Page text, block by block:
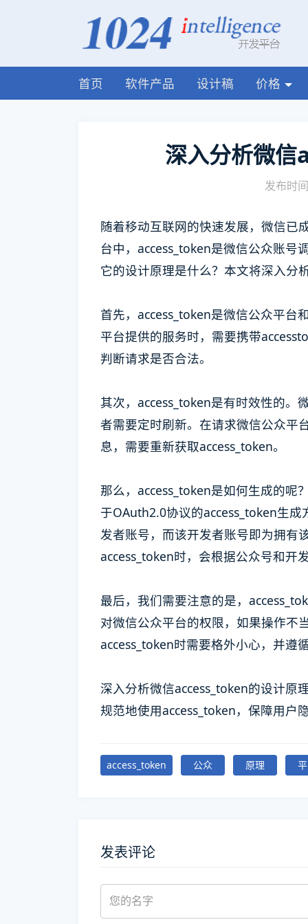
首页 软件产品 设计稿 价格
深入分析微
发布时
随着移动互联网的快速发展，微信已
台中，access_token是微信公众账号
它的设计原理是什么？本文将深入分
首先，access_token是微信公众平台
平台提供的服务时，需要携带
判断请求是否合法。
其次，access_token是有时效性的。
者需要定时刷新。在请求微信公众平
息，需要重新获取access_token。
那么，access_token是如何生成的呢
于OAuth2.0协议的access_token生
发者账号，而该开发者账号即为拥有
access_token时，会根据公众号和开
最后，我们需要注意的是，
对微信公众平台的权限，如果操作不
access_token时需要格外小心，并遵
深入分析微信access_token的设计原
规范地使用access_token，保障用户
access_token 公众 原理
发表评论